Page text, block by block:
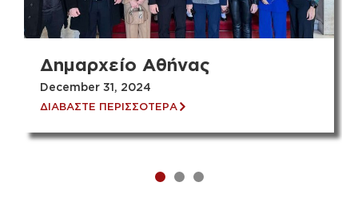
Δημαρχείο Αθήνας
December 31, 2024
ΔΙΑΒΑΣΤΕ ΠΕΡΙΣΣΟΤΕΡΑ